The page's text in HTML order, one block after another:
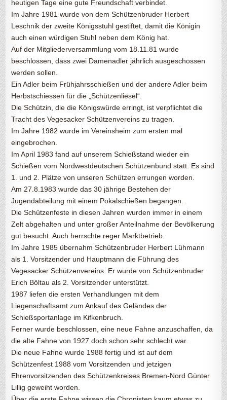
heutigen Tage eine gute Freundschaft verbindet.
Im Jahre 1981 wurde von dem Schützenbruder Herbert
Leschnik der zweite Königsstuhl gestiftet, damit die Königin
auch einen würdigen Stuhl neben dem König hat.
Auf der Mitgliederversammlung vom 18.11.81 wurde
beschlossen, dass zwei Damenadler jährlich ausgeschossen
werden sollen.
Ein Adler beim Frühjahrsschießen und der andere Adler beim
Herbstschiessen für die „Schützenliesel“.
Die Schützin, die die Königswürde erringt, ist verpflichtet die
Tracht des Vegesacker Schützenvereins zu tragen.
Im Jahre 1982 wurde im Vereinsheim zum ersten mal
eingebrochen.
Im April 1983 fand auf unserem Schießstand wieder ein
Schießen vom Nordwestdeutschen Schützenbund statt. Es sind
1. und 2. Plätze von unseren Schützen errungen worden.
Am 27.8.1983 wurde das 30 jährige Bestehen der
Jugendabteilung mit einem Pokalschießen begangen.
Die Schützenfeste in diesen Jahren wurden immer in einem
Zelt abgehalten und unter großer Anteilnahme der Bevölkerung
gut besucht. Auch herrschte reger Marktbetrieb.
Im Jahre 1985 übernahm Schützenbruder Herbert Lühmann
als 1. Vorsitzender und Hauptmann die Führung des
Vegesacker Schützenvereins. Er wurde von Schützenbruder
Erich Böltau als 2. Vorsitzender unterstützt.
1987 liefen die ersten Verhandlungen mit dem
Liegenschaftsamt zum Ankauf des Geländes der
Schießsportanlage im Kifkenbruch.
Ferner wurde beschlossen, eine neue Fahne anzuschaffen, da
die alte Fahne von 1927 doch schon sehr schlecht war.
Die neue Fahne wurde 1988 fertig und ist auf dem
Schützenfest 1988 vom Vorsitzenden und jetzigen
Ehrenvorsitzenden des Schützenkreises Bremen-Nord Günter
Lillig geweiht worden.